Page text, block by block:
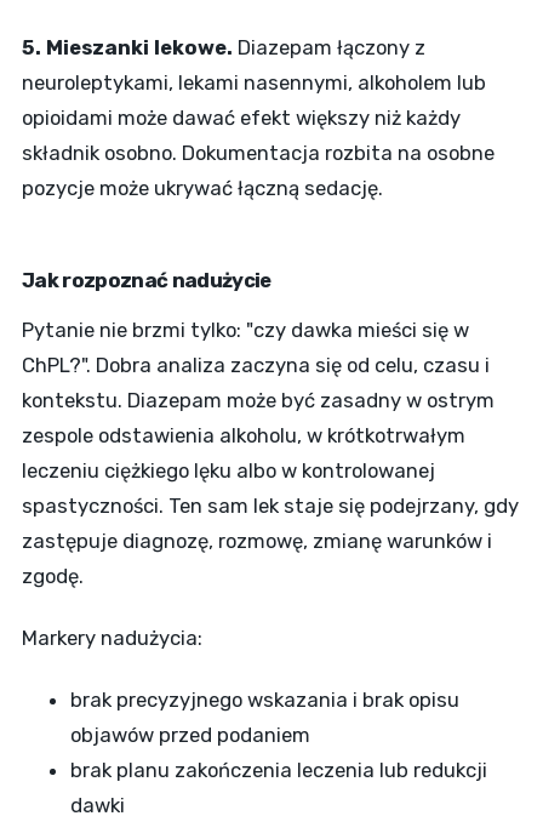
5. Mieszanki lekowe. Diazepam łączony z
neuroleptykami, lekami nasennymi, alkoholem lub
opioidami może dawać efekt większy niż każdy
składnik osobno. Dokumentacja rozbita na osobne
pozycje może ukrywać łączną sedację.
Jak rozpoznać nadużycie
Pytanie nie brzmi tylko: "czy dawka mieści się w
ChPL?". Dobra analiza zaczyna się od celu, czasu i
kontekstu. Diazepam może być zasadny w ostrym
zespole odstawienia alkoholu, w krótkotrwałym
leczeniu ciężkiego lęku albo w kontrolowanej
spastyczności. Ten sam lek staje się podejrzany, gdy
zastępuje diagnozę, rozmowę, zmianę warunków i
zgodę.
Markery nadużycia:
brak precyzyjnego wskazania i brak opisu
objawów przed podaniem
brak planu zakończenia leczenia lub redukcji
dawki